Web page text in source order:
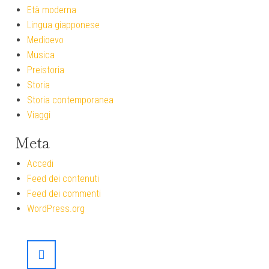
Età moderna
Lingua giapponese
Medioevo
Musica
Preistoria
Storia
Storia contemporanea
Viaggi
Meta
Accedi
Feed dei contenuti
Feed dei commenti
WordPress.org